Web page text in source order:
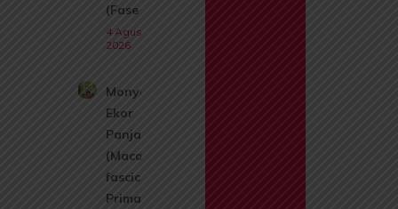
(Fase A)
4 Agustus
2026
Monyet
Ekor
Panjang
(Macaca
fascicularis):
Primata